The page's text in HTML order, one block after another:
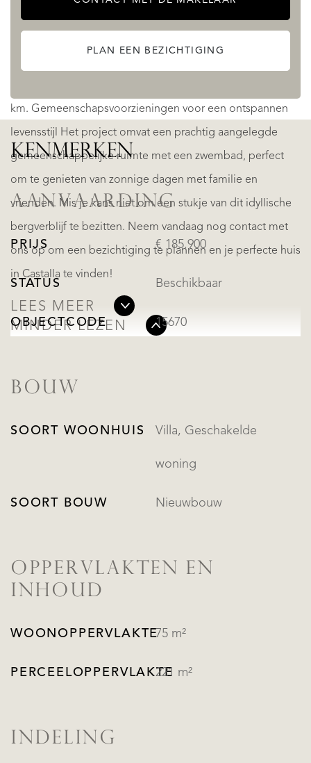
km. Gemeenschapsvoorzieningen voor een ontspannen
levensstijl Het project omvat een prachtig aangelegde
gemeenschappelijke ruimte met een zwembad, perfect
om te genieten van zonnige dagen met familie en
vrienden. Mis je kans niet om een stukje van dit idyllische
bergverblijf te bezitten. Neem vandaag nog contact met
ons op om een bezichtiging te plannen en je perfecte huis
in Castalla te vinden!
LEES MEER
MINDER LEZEN
PLAN EEN BEZICHTIGING
KENMERKEN
AANVAARDING
PRIJS € 185.900
STATUS Beschikbaar
OBJECTCODE 15670
BOUW
SOORT WOONHUIS Villa, Geschakelde
woning
SOORT BOUW Nieuwbouw
OPPERVLAKTEN EN
INHOUD
WOONOPPERVLAKTE75 m²
PERCEELOPPERVLAKTE221 m²
INDELING